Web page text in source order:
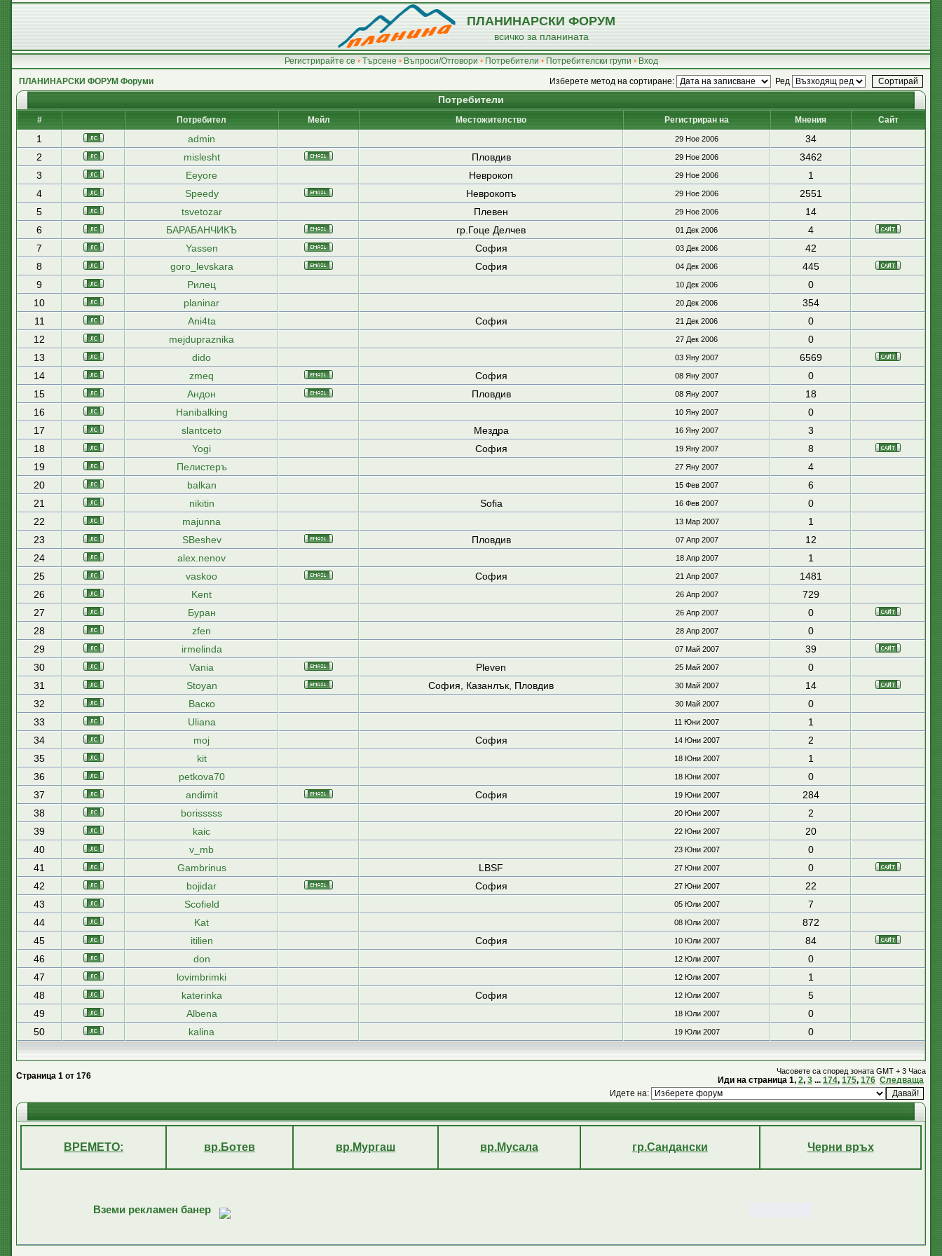
ПЛАНИНАРСКИ ФОРУМ
всичко за планината
Регистрирайте се • Търсене • Въпроси/Отговори • Потребители • Потребителски групи • Вход
ПЛАНИНАРСКИ ФОРУМ Форуми Изберете метод на сортиране: Ред
Потребители
# Потребител Мейл Местожителство Регистриран на Мнения Сайт
1 admin 29 Ное 2006
34
2
mislesht Пловдив 29 Ное 2006
3462
3
Eeyore Неврокоп 29 Ное 2006
1
4
Speedy Неврокопъ 29 Ное 2006
2551
5
tsvetozar Плевен 29 Ное 2006
14
6
БАРАБАНЧИКЪ гр.Гоце Делчев 01 Дек 2006
4
7
Yassen София 03 Дек 2006
42
8
goro_levskara София 04 Дек 2006
445
9
Рилец 10 Дек 2006
0
10
planinar 20 Дек 2006
354
11
Ani4ta София 21 Дек 2006
0
12
mejdupraznika 27 Дек 2006
0
13
dido 03 Яну 2007
6569
14
zmeq София 08 Яну 2007
0
15
Андон Пловдив 08 Яну 2007
18
16
Hanibalking 10 Яну 2007
0
17
slantceto Мездра 16 Яну 2007
3
18
Yogi София 19 Яну 2007
8
19
Пелистеръ 27 Яну 2007
4
20
balkan 15 Фев 2007
6
21
nikitin Sofia 16 Фев 2007
0
22
majunna 13 Мар 2007
1
23
SBeshev Пловдив 07 Апр 2007
12
24
alex.nenov 18 Апр 2007
1
25
vaskoo София 21 Апр 2007
1481
26
Kent 26 Апр 2007
729
27
Буран 26 Апр 2007
0
28
zfen 28 Апр 2007
0
29
irmelinda 07 Май 2007
39
30
Vania Pleven 25 Май 2007
0
31
Stoyan София, Казанлък, Пловдив 30 Май 2007
14
32
Васко 30 Май 2007
0
33
Uliana 11 Юни 2007
1
34
moj София 14 Юни 2007
2
35
kit 18 Юни 2007
1
36
petkova70 18 Юни 2007
0
37
andimit София 19 Юни 2007
284
38
borisssss 20 Юни 2007
2
39
kaic 22 Юни 2007
20
40
v_mb 23 Юни 2007
0
41
Gambrinus LBSF 27 Юни 2007
0
42
bojidar София 27 Юни 2007
22
43
Scofield 05 Юли 2007
7
44
Kat 08 Юли 2007
872
45
itilien София 10 Юли 2007
84
46
don 12 Юли 2007
0
47
lovimbrimki 12 Юли 2007
1
48
katerinka София 12 Юли 2007
5
49
Albena 18 Юли 2007
0
50
kalina 19 Юли 2007 0
Страница 1 от 176 Часовете са според зоната GMT + 3 Часа
Иди на страница 1, 2, 3 ... 174, 175, 176 Следваща
Идете на:
ВРЕМЕТО: вр.Ботев вр.Мургаш вр.Мусала гр.Сандански Черни връх
Вземи рекламен банер